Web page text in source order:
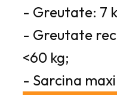
- Greutate: 7
- Greutate
<60 kg;
- Sarcina